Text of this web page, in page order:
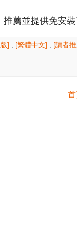
薦並提供免安
] [繁體中文] [讀者